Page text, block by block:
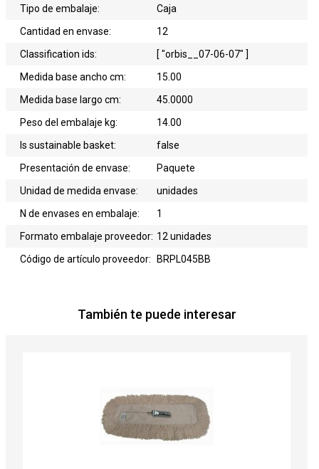
Tipo de embalaje:
Caja
Cantidad en envase:
12
Classification ids:
[ "orbis__07-06-07" ]
Medida base ancho cm:
15.00
Medida base largo cm:
45.0000
Peso del embalaje kg:
14.00
Is sustainable basket:
false
Presentación de envase:
Paquete
Unidad de medida envase:
unidades
N de envases en embalaje:
1
Formato embalaje proveedor: 12 unidades
Código de artículo proveedor: BRPL045BB
También te puede interesar